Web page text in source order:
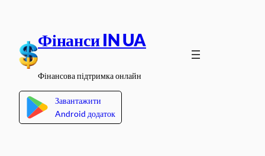
вмісту
Фінанси IN UA
Фінансова підтримка онлайн
Завантажити
Android додаток